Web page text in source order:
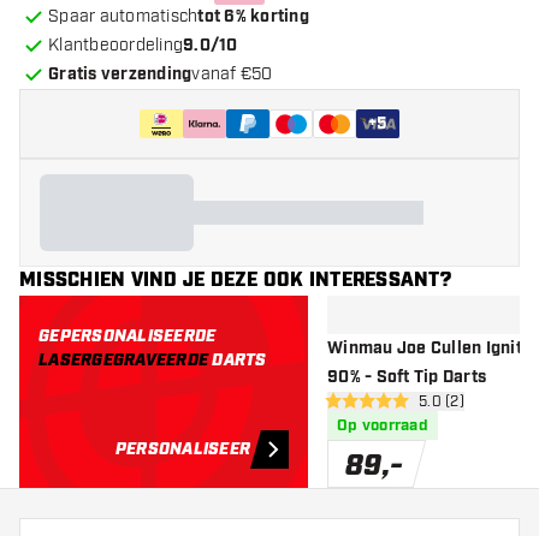
Spaar automatischtot 6% korting
Klantbeoordeling9.0/10
Gratis verzendingvanaf €50
+5
MISSCHIEN VIND JE DEZE OOK INTERESSANT?
GEPERSONALISEERDE
LASERGEGRAVEERDEDARTS
PERSONALISEER
Winmau Joe Cullen
90% - Soft Tip Darts
open reviews
5 score sterren5.0 (2)
Op voorraad
89,-